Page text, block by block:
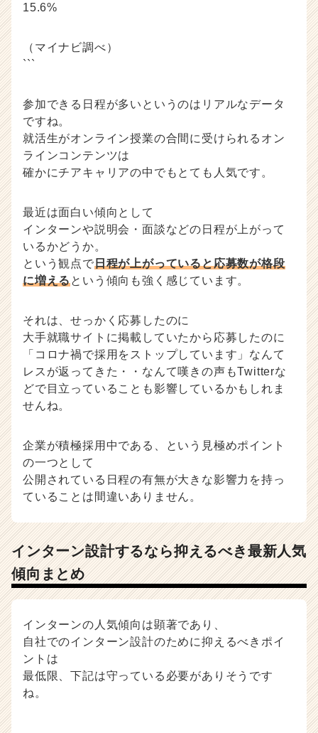
15.6%
（マイナビ調べ）
```
参加できる日程が多いというのはリアルなデータ
ですね。
就活生がオンライン授業の合間に受けられるオン
ラインコンテンツは
確かにチアキャリアの中でもとても人気です。
最近は面白い傾向として
インターンや説明会・面談などの日程が上がって
いるかどうか。
という観点で日程が上がっていると応募数が格段
に増えるという傾向も強く感じています。
それは、せっかく応募したのに
大手就職サイトに掲載していたから応募したのに
「コロナ禍で採用をストップしています」なんて
レスが返ってきた・・なんて嘆きの声もTwitterな
どで目立っていることも影響しているかもしれま
せんね。
企業が積極採用中である、という見極めポイント
の一つとして
公開されている日程の有無が大きな影響力を持っ
ていることは間違いありません。
インターン設計するなら抑えるべき最新人気
傾向まとめ
インターンの人気傾向は顕著であり、
自社でのインターン設計のために抑えるべきポイ
ントは
最低限、下記は守っている必要がありそうです
ね。